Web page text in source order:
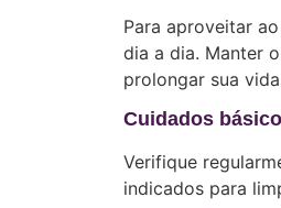
Para aproveitar
dia a dia. Manter
prolongar sua
Cuidados
Verifique
indicados para